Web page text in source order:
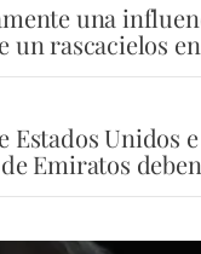
una
un rascacielos
Estados Unidos
Emiratos